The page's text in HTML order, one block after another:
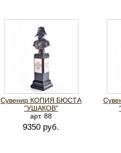
Сувенир КОПИЯ БЮСТА
"УШАКОВ"
арт. 88
9350 руб.